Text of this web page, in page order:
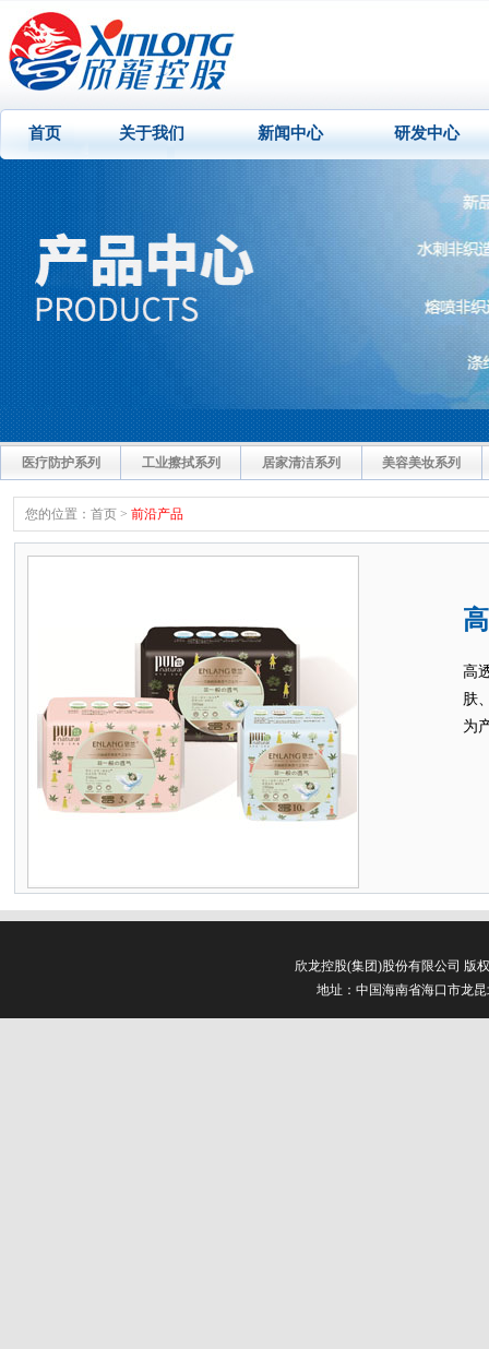
首页 关于我们 新闻中心 研发中心
医疗防护系列 工业擦拭系列 居家清洁系列 美容美妆系列
您的位置： 首页 > 前沿产品
高
肤
为
欣龙控股(集团)股份有限公司
地址：中国海南省海口市龙